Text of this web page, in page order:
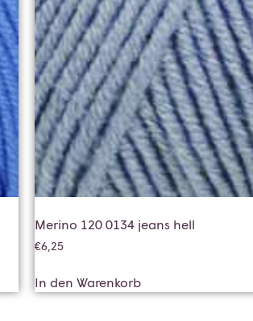
Merino 120 0134 jeans hell
€6,25
In den Warenkorb